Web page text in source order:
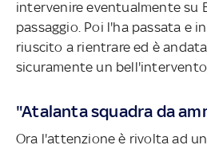
intervenire eventualmente su
passaggio. Poi l'ha passata e
riuscito a rientrare ed è
sicuramente un
"Atalanta squadra da
Ora l'attenzione è rivolta ad